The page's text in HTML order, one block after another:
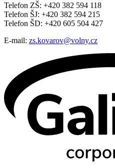
Telefon ZŠ: +420 382 594 118
Telefon ŠJ: +420 382 594 215
Telefon ŠD: +420 605 504 427
E-mail: zs.kovarov@volny.cz